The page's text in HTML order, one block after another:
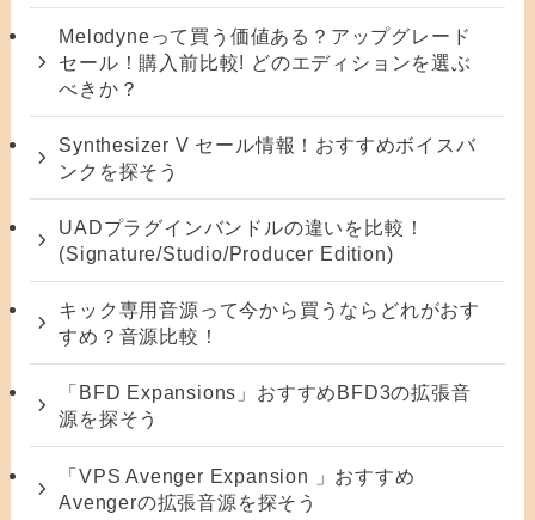
Melodyneって買う価値ある？アップグレード
セール！購入前比較! どのエディションを選ぶ
べきか？
Synthesizer V セール情報！おすすめボイスバ
ンクを探そう
UADプラグインバンドルの違いを比較！
(Signature/Studio/Producer Edition)
キック専用音源って今から買うならどれがおす
すめ？音源比較！
「BFD Expansions」おすすめBFD3の拡張音
源を探そう
「VPS Avenger Expansion 」おすすめ
Avengerの拡張音源を探そう